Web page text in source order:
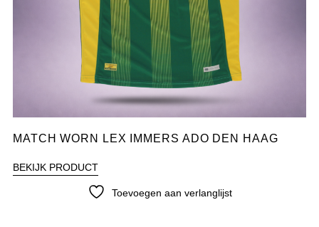
MATCH WORN LEX IMMERS ADO DEN HAAG
BEKIJK PRODUCT
Toevoegen aan verlanglijst